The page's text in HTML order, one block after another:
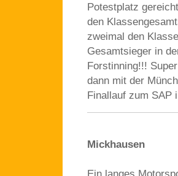
Potestplatz
den
zweimal den
Gesamtsieger in
Forstinning!!!
dann mit der
Finallauf zum SAP
Mickhausen
Ein langes